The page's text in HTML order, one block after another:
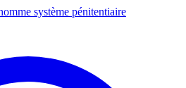
système pénitentiaire